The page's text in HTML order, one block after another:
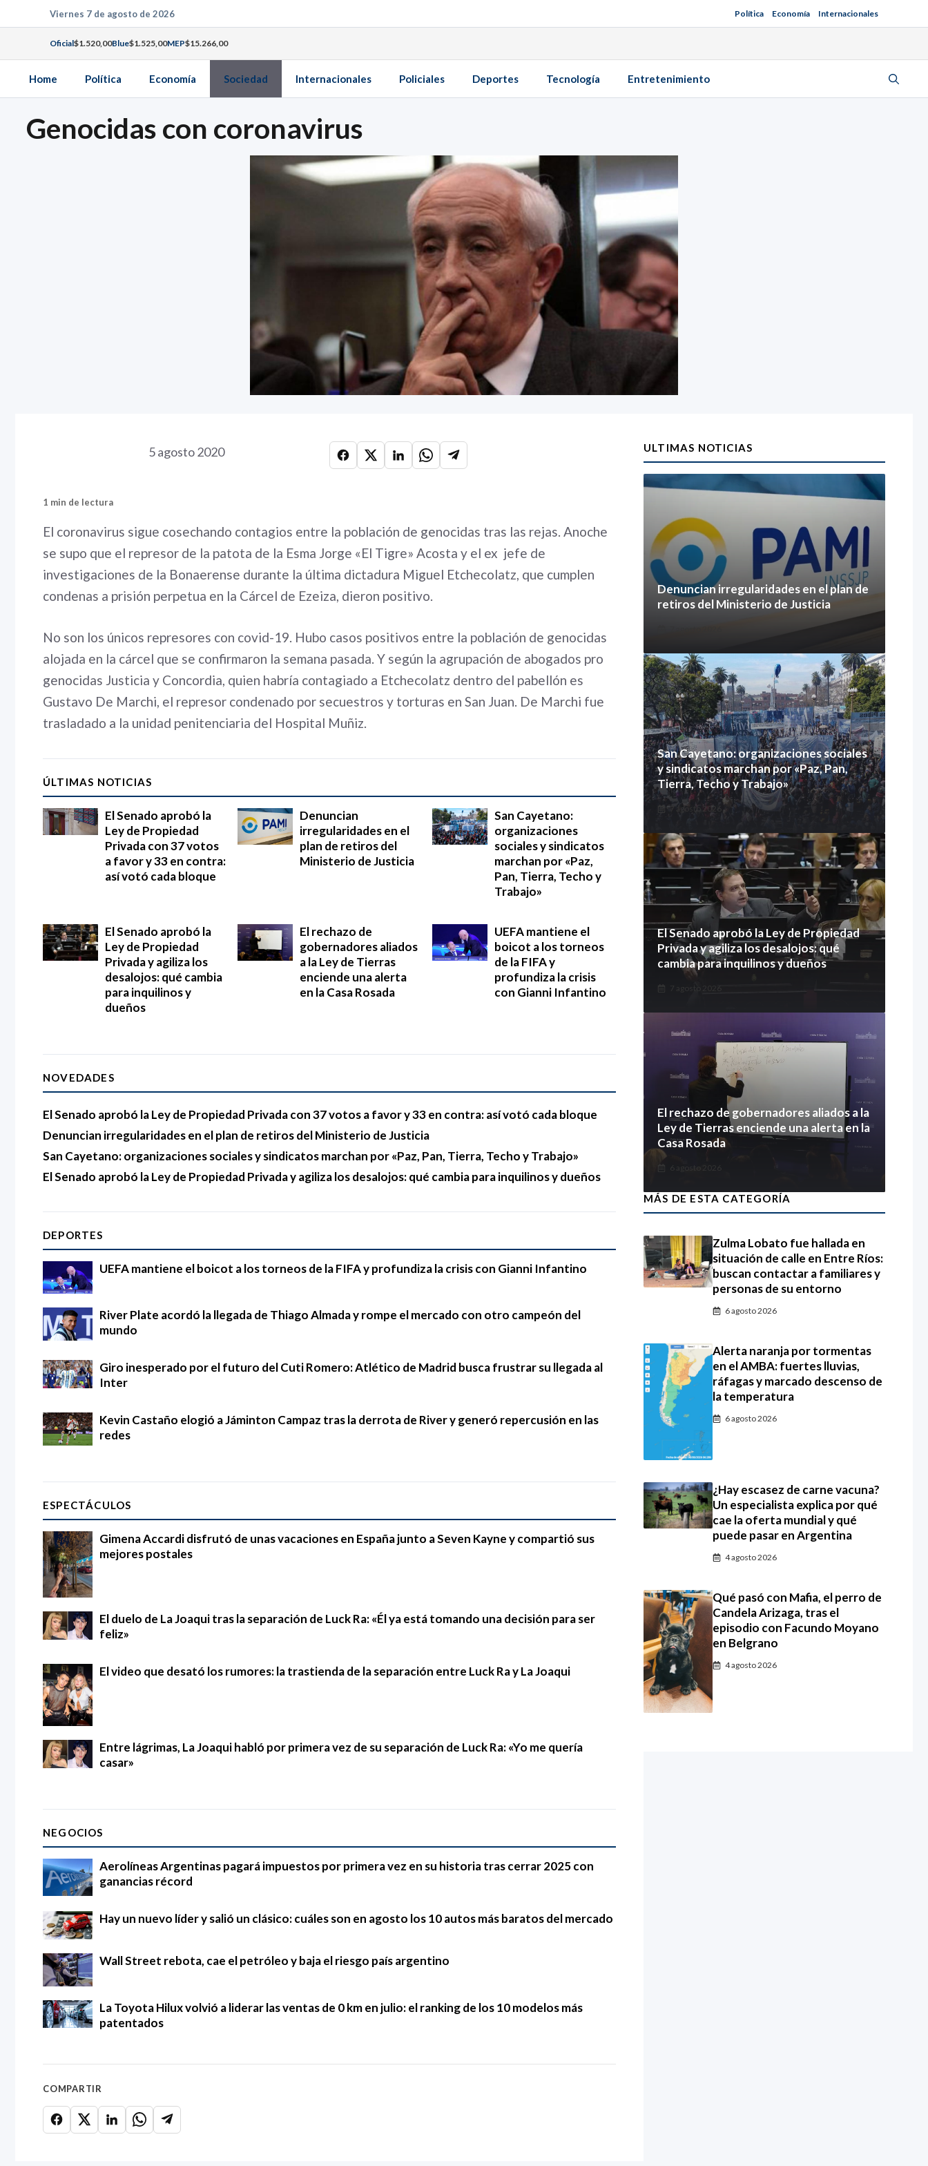
al
contenido
Viernes 7 de agosto de 2026 Política Economía Internacionales
Oficial$1.520,00Blue$1.525,00MEP$15.266,00
Home Política Economía Sociedad Internacionales Policiales Deportes Tecnología Entretenimiento
Genocidas con coronavirus
5 agosto 2020
1 min de lectura
El coronavirus sigue cosechando contagios entre la población de genocidas tras las rejas. Anoche
se supo que el represor de la patota de la Esma Jorge «El Tigre» Acosta y el ex jefe de
investigaciones de la Bonaerense durante la última dictadura Miguel Etchecolatz, que cumplen
condenas a prisión perpetua en la Cárcel de Ezeiza, dieron positivo.
No son los únicos represores con covid-19. Hubo casos positivos entre la población de genocidas
alojada en la cárcel que se confirmaron la semana pasada. Y según la agrupación de abogados pro
genocidas Justicia y Concordia, quien habría contagiado a Etchecolatz dentro del pabellón es
Gustavo De Marchi, el represor condenado por secuestros y torturas en San Juan. De Marchi fue
trasladado a la unidad penitenciaria del Hospital Muñiz.
ÚLTIMAS NOTICIAS
El Senado aprobó la
Ley de Propiedad
Privada con 37 votos
a favor y 33 en contra:
así votó cada bloque
Denuncian
irregularidades en el
plan de retiros del
Ministerio de Justicia
San Cayetano:
organizaciones
sociales y sindicatos
marchan por «Paz,
Pan, Tierra, Techo y
Trabajo»
El Senado aprobó la
Ley de Propiedad
Privada y agiliza los
desalojos: qué cambia
para inquilinos y
dueños
El rechazo de
gobernadores aliados
a la Ley de Tierras
enciende una alerta
en la Casa Rosada
UEFA mantiene el
boicot a los torneos
de la FIFA y
profundiza la crisis
con Gianni Infantino
NOVEDADES
El Senado aprobó la Ley de Propiedad Privada con 37 votos a favor y 33 en contra: así votó cada bloque
Denuncian irregularidades en el plan de retiros del Ministerio de Justicia
San Cayetano: organizaciones sociales y sindicatos marchan por «Paz, Pan, Tierra, Techo y Trabajo»
El Senado aprobó la Ley de Propiedad Privada y agiliza los desalojos: qué cambia para inquilinos y dueños
DEPORTES
UEFA mantiene el boicot a los torneos de la FIFA y profundiza la crisis con Gianni Infantino
River Plate acordó la llegada de Thiago Almada y rompe el mercado con otro campeón del
mundo
Giro inesperado por el futuro del Cuti Romero: Atlético de Madrid busca frustrar su llegada al
Inter
Kevin Castaño elogió a Jáminton Campaz tras la derrota de River y generó repercusión en las
redes
ESPECTÁCULOS
Gimena Accardi disfrutó de unas vacaciones en España junto a Seven Kayne y compartió sus
mejores postales
El duelo de La Joaqui tras la separación de Luck Ra: «Él ya está tomando una decisión para ser
feliz»
El video que desató los rumores: la trastienda de la separación entre Luck Ra y La Joaqui
Entre lágrimas, La Joaqui habló por primera vez de su separación de Luck Ra: «Yo me quería
casar»
NEGOCIOS
Aerolíneas Argentinas pagará impuestos por primera vez en su historia tras cerrar 2025 con
ganancias récord
Hay un nuevo líder y salió un clásico: cuáles son en agosto los 10 autos más baratos del mercado
Wall Street rebota, cae el petróleo y baja el riesgo país argentino
La Toyota Hilux volvió a liderar las ventas de 0 km en julio: el ranking de los 10 modelos más
patentados
COMPARTIR
ULTIMAS NOTICIAS
Denuncian irregularidades en el plan de
retiros del Ministerio de Justicia
San Cayetano: organizaciones sociales
y sindicatos marchan por «Paz, Pan,
Tierra, Techo y Trabajo»
7 agosto 2026
El Senado aprobó la Ley de Propiedad
Privada y agiliza los desalojos: qué
cambia para inquilinos y dueños
7 agosto 2026
El rechazo de gobernadores aliados a la
Ley de Tierras enciende una alerta en la
Casa Rosada
6 agosto 2026
MÁS DE ESTA CATEGORÍA
Zulma Lobato fue hallada en
situación de calle en Entre Ríos:
buscan contactar a familiares y
personas de su entorno
6 agosto 2026
Alerta naranja por tormentas
en el AMBA: fuertes lluvias,
ráfagas y marcado descenso de
la temperatura
6 agosto 2026
¿Hay escasez de carne vacuna?
Un especialista explica por qué
cae la oferta mundial y qué
puede pasar en Argentina
4 agosto 2026
Qué pasó con Mafia, el perro de
Candela Arizaga, tras el
episodio con Facundo Moyano
en Belgrano
4 agosto 2026